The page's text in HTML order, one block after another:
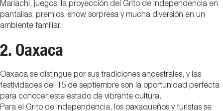
Mariachi, juegos, la proyección del Grito de Independencia en
pantallas, premios, show sorpresa y mucha diversión en un
ambiente familiar.
2. Oaxaca
Oaxaca se distingue por sus tradiciones ancestrales, y las
festividades del 15 de septiembre son la oportunidad perfecta
para conocer este estado de vibrante cultura.
Para el Grito de Independencia, los oaxaqueños y turistas se